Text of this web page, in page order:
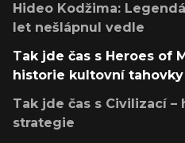
Hideo Kodžima:
let nešlápnul vedle
Tak jde čas s Heroes of
historie kultovní tahovky
Tak jde čas s Civilizací
strategie